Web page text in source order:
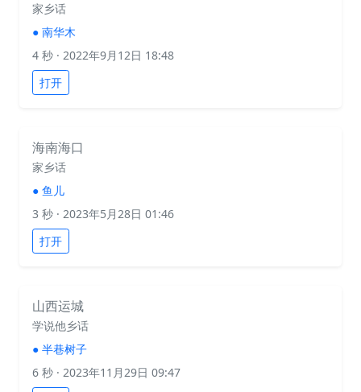
家乡话
● 南华木
4 秒 · 2022年9月12日 18:48
打开
海南海口
家乡话
● 鱼儿
3 秒 · 2023年5月28日 01:46
打开
山西运城
学说他乡话
● 半巷树子
6 秒 · 2023年11月29日 09:47